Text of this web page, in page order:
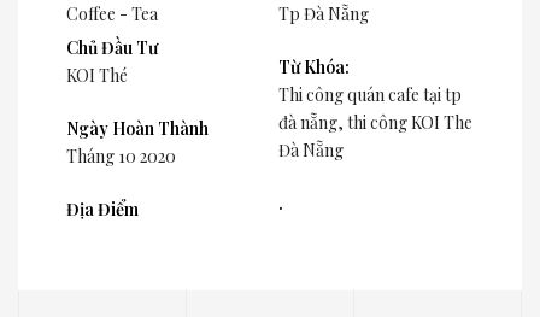
Coffee - Tea
Chủ Đầu Tư
KOI Thé
Ngày Hoàn Thành
Tháng 10 2020
Địa Điểm
Tp Đà Nẵng
Từ Khóa:
Thi công quán cafe tại tp
đà nẵng, thi công KOI The
Đà Nẵng
.